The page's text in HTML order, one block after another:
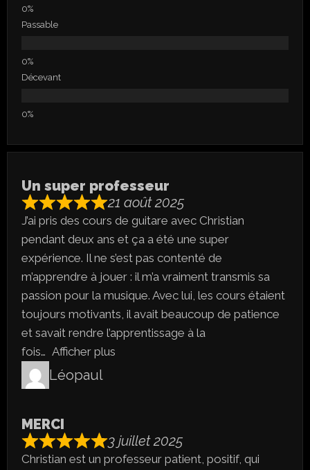
Passable
Décevant
Un super professeur
21 août 2025
J’ai pris des cours de guitare avec Christian
pendant deux ans et ça a été une super
expérience. Il ne s’est pas contenté de
m’apprendre à jouer : il m’a vraiment transmis sa
passion pour la musique. Avec lui, les cours étaient
toujours motivants, il avait beaucoup de patience
et savait rendre l’apprentissage à la
fois
Afficher plus
Léopaul
MERCI
3 juillet 2025
Christian est un professeur patient, positif, qui